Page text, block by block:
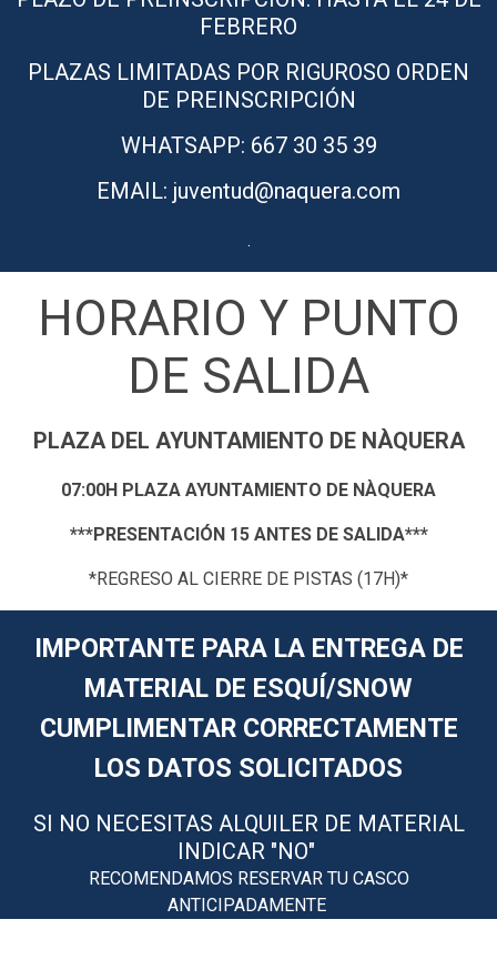
FEBRERO
PLAZAS LIMITADAS POR RIGUROSO ORDEN
DE PREINSCRIPCIÓN
WHATSAPP: 667 30 35 39
EMAIL: juventud@naquera.com
.
HORARIO Y PUNTO
DE SALIDA
PLAZA DEL AYUNTAMIENTO DE NÀQUERA
07:00H PLAZA AYUNTAMIENTO DE NÀQUERA
***PRESENTACIÓN 15 ANTES DE SALIDA***
*REGRESO AL CIERRE DE PISTAS (17H)*
IMPORTANTE PARA LA ENTREGA DE
MATERIAL DE ESQUÍ/SNOW
CUMPLIMENTAR CORRECTAMENTE
LOS DATOS SOLICITADOS
SI NO NECESITAS ALQUILER DE MATERIAL
INDICAR "NO"
RECOMENDAMOS RESERVAR TU CASCO
ANTICIPADAMENTE